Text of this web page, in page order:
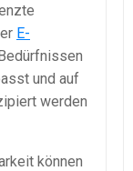
E-
und auf
werden
können